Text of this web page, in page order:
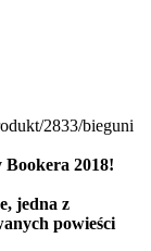
2833/bieguni
2018!
jedna z
powieści